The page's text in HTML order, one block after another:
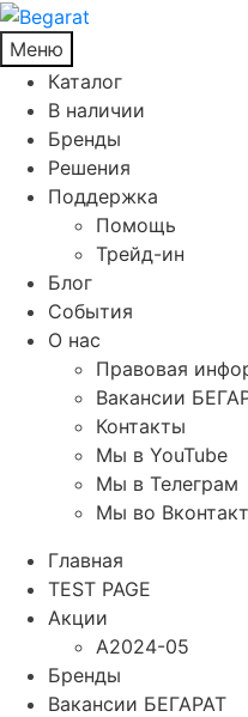
Меню
Каталог
В наличии
Бренды
Решения
Поддержка
Помощь
Трейд-ин
Блог
События
О нас
Правовая
Вакансии
Контакты
Мы в YouTube
Мы в Телеграм
Мы во
Главная
TEST PAGE
Акции
A2024-05
Бренды
Вакансии БЕГАРАТ